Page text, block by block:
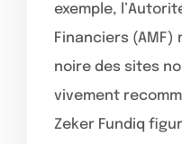
exemple,
Financiers
noire des sites
vivement
Zeker Fundiq